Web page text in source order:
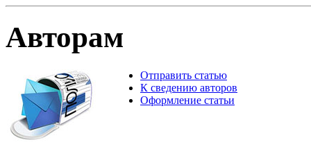
Авторам
Отправить статью
К сведению авторов
Оформление статьи